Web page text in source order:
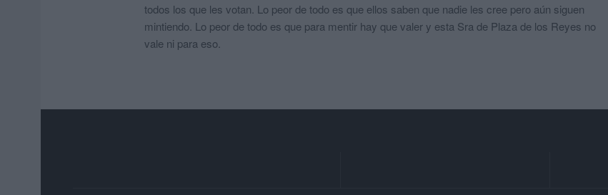
todos los que les votan. Lo peor de todo es que ellos saben que nadie les cree pero aún siguen
mintiendo. Lo peor de todo es que para mentir hay que valer y esta Sra de Plaza de los Reyes no
vale ni para eso.